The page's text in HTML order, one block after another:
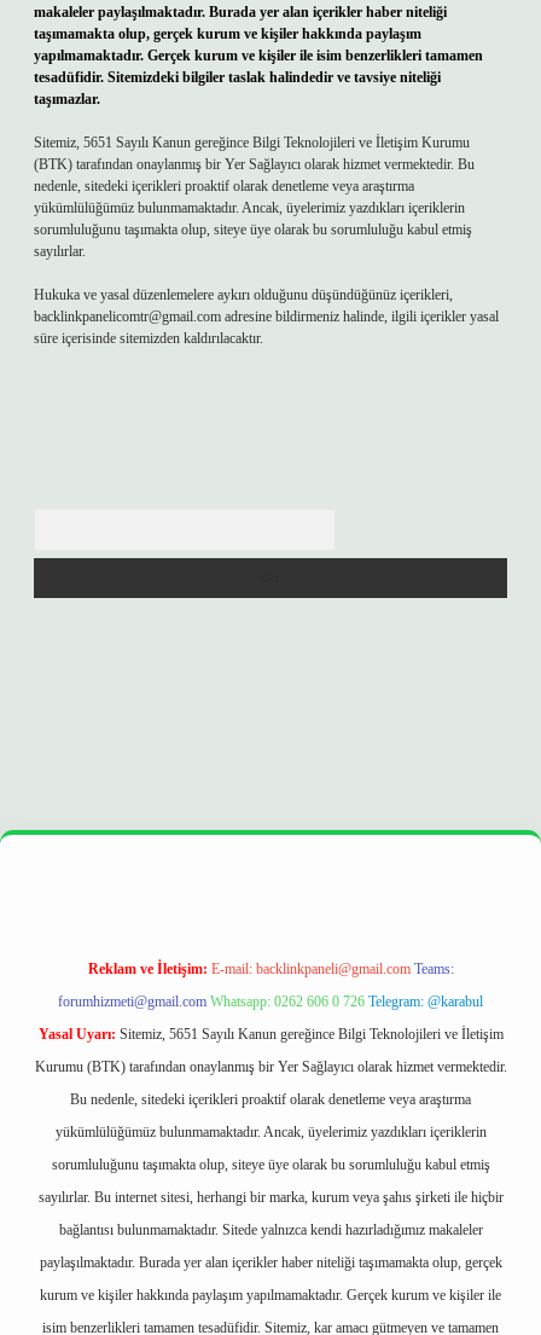
makaleler paylaşılmaktadır. Burada yer alan içerikler haber niteliği
taşımamakta olup, gerçek kurum ve kişiler hakkında paylaşım
yapılmamaktadır. Gerçek kurum ve kişiler ile isim benzerlikleri tamamen
tesadüfidir. Sitemizdeki bilgiler taslak halindedir ve tavsiye niteliği
taşımazlar.
Sitemiz, 5651 Sayılı Kanun gereğince Bilgi Teknolojileri ve İletişim Kurumu
(BTK) tarafından onaylanmış bir Yer Sağlayıcı olarak hizmet vermektedir. Bu
nedenle, sitedeki içerikleri proaktif olarak denetleme veya araştırma
yükümlülüğümüz bulunmamaktadır. Ancak, üyelerimiz yazdıkları içeriklerin
sorumluluğunu taşımakta olup, siteye üye olarak bu sorumluluğu kabul etmiş
sayılırlar.
Hukuka ve yasal düzenlemelere aykırı olduğunu düşündüğünüz içerikleri,
backlinkpanelicomtr@gmail.com adresine bildirmeniz halinde, ilgili içerikler yasal
süre içerisinde sitemizden kaldırılacaktır.
betilbetgir.netbetexperhttps://betexpergir.net/
Reklam ve İletişim: E-mail: backlinkpaneli@gmail.com Teams:
forumhizmeti@gmail.com Whatsapp: 0262 606 0 726 Telegram: @karabul
Yasal Uyarı: Sitemiz, 5651 Sayılı Kanun gereğince Bilgi Teknolojileri ve İletişim
Kurumu (BTK) tarafından onaylanmış bir Yer Sağlayıcı olarak hizmet vermektedir.
Bu nedenle, sitedeki içerikleri proaktif olarak denetleme veya araştırma
yükümlülüğümüz bulunmamaktadır. Ancak, üyelerimiz yazdıkları içeriklerin
sorumluluğunu taşımakta olup, siteye üye olarak bu sorumluluğu kabul etmiş
sayılırlar. Bu internet sitesi, herhangi bir marka, kurum veya şahıs şirketi ile hiçbir
bağlantısı bulunmamaktadır. Sitede yalnızca kendi hazırladığımız makaleler
paylaşılmaktadır. Burada yer alan içerikler haber niteliği taşımamakta olup, gerçek
kurum ve kişiler hakkında paylaşım yapılmamaktadır. Gerçek kurum ve kişiler ile
isim benzerlikleri tamamen tesadüfidir. Sitemiz, kar amacı gütmeyen ve tamamen